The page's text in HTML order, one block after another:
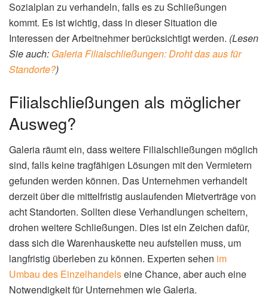
Sozialplan zu verhandeln, falls es zu Schließungen
kommt. Es ist wichtig, dass in dieser Situation die
Interessen der Arbeitnehmer berücksichtigt werden. (Lesen
Sie auch: Galeria Filialschließungen: Droht das aus für
Standorte?)
Filialschließungen als möglicher
Ausweg?
Galeria räumt ein, dass weitere Filialschließungen möglich
sind, falls keine tragfähigen Lösungen mit den Vermietern
gefunden werden können. Das Unternehmen verhandelt
derzeit über die mittelfristig auslaufenden Mietverträge von
acht Standorten. Sollten diese Verhandlungen scheitern,
drohen weitere Schließungen. Dies ist ein Zeichen dafür,
dass sich die Warenhauskette neu aufstellen muss, um
langfristig überleben zu können. Experten sehen im
Umbau des Einzelhandelseine Chance, aber auch eine
Notwendigkeit für Unternehmen wie Galeria.